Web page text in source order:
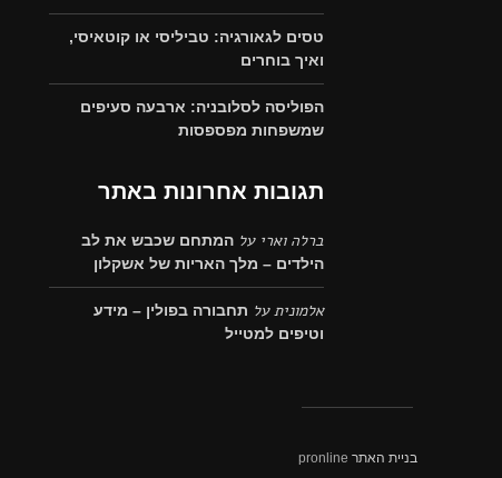
טסים לגאורגיה: טביליסי או קוטאיסי,
ואיך בוחרים
הפוליסה לסלובניה: ארבעה סעיפים
שמשפחות מפספסות
תגובות אחרונות באתר
ברלה וארי על המתחם שכבש את לב
הילדים – מלך האריות של אשקלון
אלמוניתעל תחבורה בפולין – מידע
וטיפים למטייל
בניית האתר pronline